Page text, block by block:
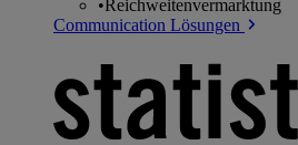
•Reichweitenvermarktung
Communication Lösungen